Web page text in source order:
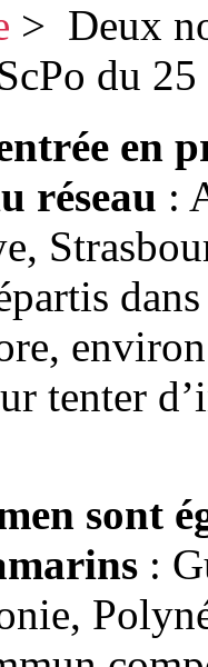
> Deux
du
en
réseau :
tenter
sont
: